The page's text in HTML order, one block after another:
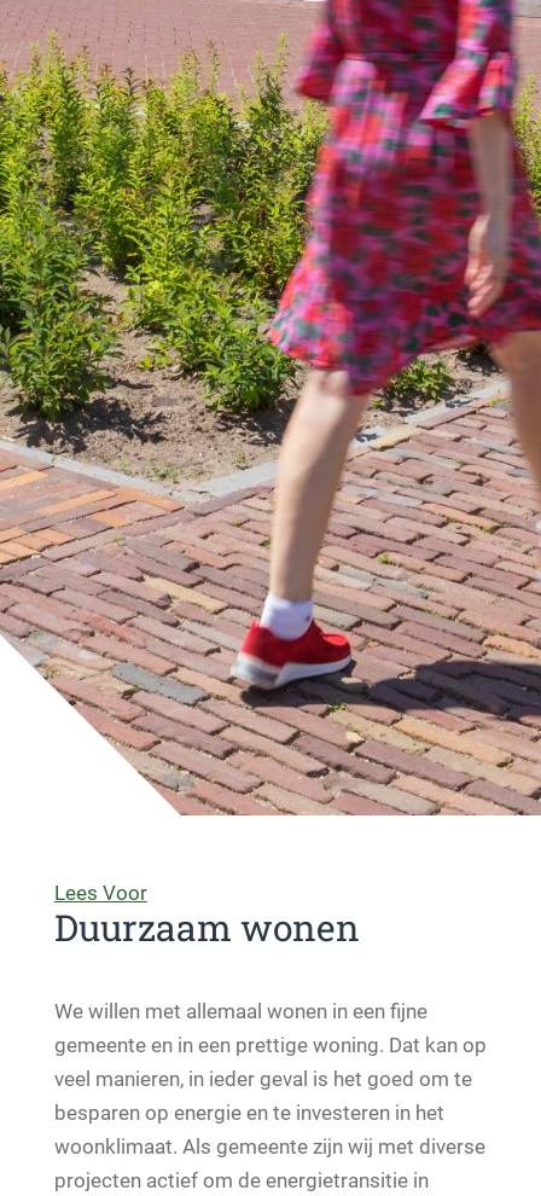
Lees Voor
Duurzaam wonen
We willen met allemaal wonen in een fijne
gemeente en in een prettige woning. Dat kan op
veel manieren, in ieder geval is het goed om te
besparen op energie en te investeren in het
woonklimaat. Als gemeente zijn wij met diverse
projecten actief om de energietransitie in